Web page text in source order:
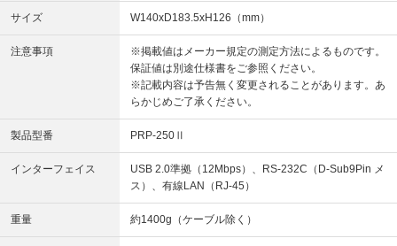
サイズ W140xD183.5xH126（mm）
注意事項
※掲載値はメーカー規定の測定方法によるものです。
保証値は別途仕様書をご参照ください。
※記載内容は予告無く変更されることがあります。あ
らかじめご了承ください。
製品型番 PRP-250Ⅱ
インターフェイス
USB 2.0準拠（12Mbps）、RS-232C（D-Sub9Pin メ
ス）、有線LAN（RJ-45）
重量 約1400g（ケーブル除く）